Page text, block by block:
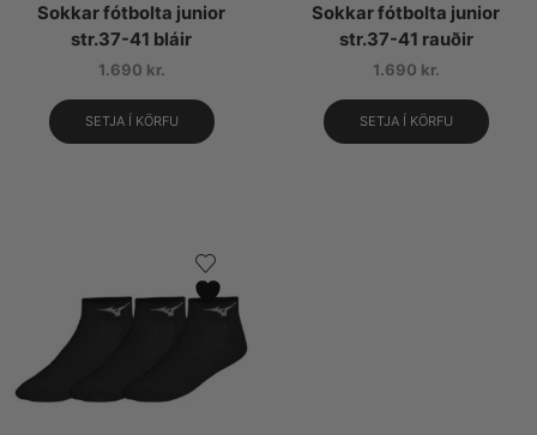
Sokkar fótbolta junior
str.37-41 bláir
1.690 kr.
SETJA Í KÖRFU
Sokkar fótbolta junior
str.37-41 rauðir
1.690 kr.
SETJA Í KÖRFU